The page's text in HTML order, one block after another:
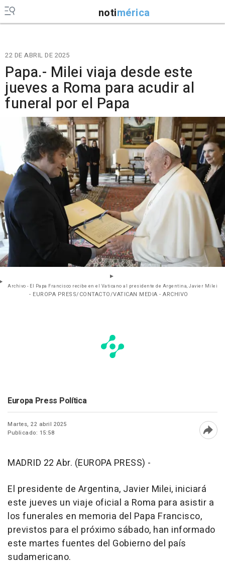
notimérica
22 DE ABRIL DE 2025
Papa.- Milei viaja desde este
jueves a Roma para acudir al
funeral por el Papa
Archivo - El Papa Francisco recibe en el Vaticano al presidente de Argentina, Javier Milei
- EUROPA PRESS/CONTACTO/VATICAN MEDIA - ARCHIVO
Europa Press Política
Martes, 22 abril 2025
Publicado: 15:58
MADRID 22 Abr. (EUROPA PRESS) -
El presidente de Argentina, Javier Milei, iniciará
este jueves un viaje oficial a Roma para asistir a
los funerales en memoria del Papa Francisco,
previstos para el próximo sábado, han informado
este martes fuentes del Gobierno del país
sudamericano.